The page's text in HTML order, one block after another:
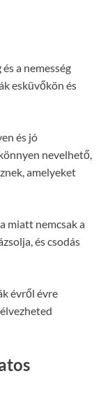
a nemesség
esküvőkön és
és jó
nevelhető,
amelyeket
miatt nemcsak a
és csodás
évről évre